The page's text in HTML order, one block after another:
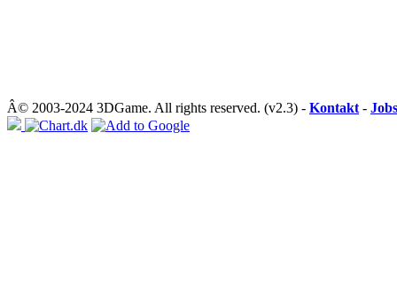
Â© 2003-2024 3DGame. All rights reserved. (v2.3) - Kontakt - Jobs